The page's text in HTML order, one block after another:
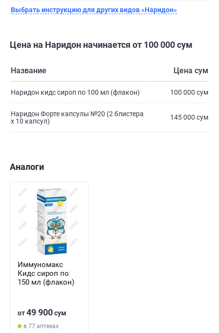
Выбрать инструкцию для других видов «Наридон»
Цена на Наридон начинается от 100 000 сум
Название Цена сум
Наридон кидс сироп по 100 мл (флакон) 100 000 сум
Наридон Форте капсулы №20 (2 блистера
х 10 капсул)
145 000 сум
Аналоги
Иммуномакс
Кидс сироп по
150 мл (флакон)
от49 900сум
в 77 аптеках